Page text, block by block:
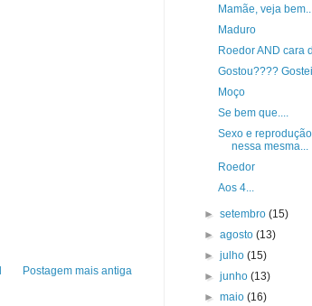
Postagem mais antiga
Mamãe, veja
Maduro
Roedor AND cara
Gostou????
Moço
Se bem que....
Sexo e
nessa mesma...
Roedor
Aos 4...
►setembro(15)
►agosto(13)
►julho(15)
►junho(13)
►maio(16)